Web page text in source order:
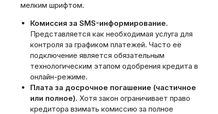
мелким шрифтом.
Комиссия за SMS-информирование.
Представляется как необходимая услуга для
контроля за графиком платежей. Часто её
подключение является обязательным
технологическим этапом одобрения кредита в
онлайн-режиме.
Плата за досрочное погашение (частичное
или полное). Хотя закон ограничивает право
кредитора взимать комиссию за полное